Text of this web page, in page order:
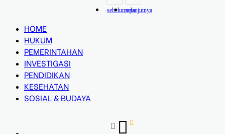
sebelumnyaselanjutnya
HOME
HUKUM
PEMERINTAHAN
INVESTIGASI
PENDIDIKAN
KESEHATAN
SOSIAL & BUDAYA